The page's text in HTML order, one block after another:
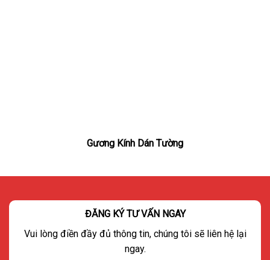
Gương Kính Dán Tường
ĐĂNG KÝ TƯ VẤN NGAY
Vui lòng điền đầy đủ thông tin, chúng tôi sẽ liên hệ lại
ngay.